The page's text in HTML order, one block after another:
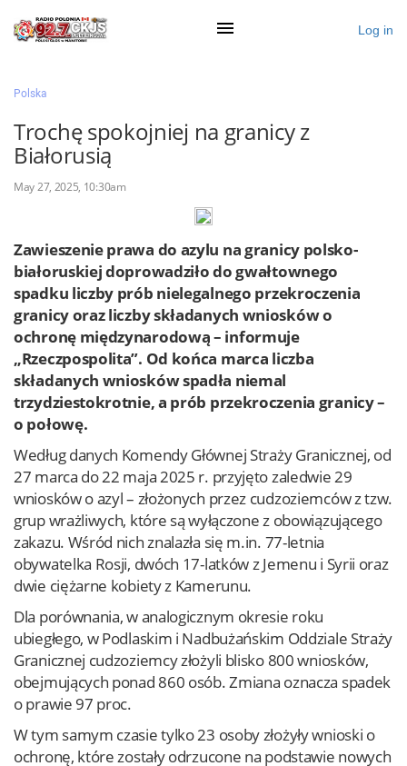
Ogłoś się
Działy
Zaloguj przez Clascal
Log in
Polska
Trochę spokojniej na granicy z
Białorusią
May 27, 2025, 10:30am
Zawieszenie prawa do azylu na granicy polsko-
białoruskiej doprowadziło do gwałtownego
spadku liczby prób nielegalnego przekroczenia
granicy oraz liczby składanych wniosków o
ochronę międzynarodową – informuje
„Rzeczpospolita”. Od końca marca liczba
składanych wniosków spadła niemal
trzydziestokrotnie, a prób przekroczenia granicy –
o połowę.
Według danych Komendy Głównej Straży Granicznej, od
27 marca do 22 maja 2025 r. przyjęto zaledwie 29
wniosków o azyl – złożonych przez cudzoziemców z tzw.
grup wrażliwych, które są wyłączone z obowiązującego
zakazu. Wśród nich znalazła się m.in. 77-letnia
obywatelka Rosji, dwóch 17-latków z Jemenu i Syrii oraz
dwie ciężarne kobiety z Kamerunu.
Dla porównania, w analogicznym okresie roku
ubiegłego, w Podlaskim i Nadbużańskim Oddziale Straży
Granicznej cudzoziemcy złożyli blisko 800 wniosków,
obejmujących ponad 860 osób. Zmiana oznacza spadek
o prawie 97 proc.
W tym samym czasie tylko 23 osoby złożyły wnioski o
ochronę, które zostały odrzucone na podstawie nowych